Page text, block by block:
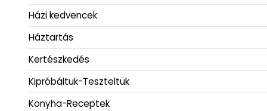
Házi kedvencek
Háztartás
Kertészkedés
Kipróbáltuk-Teszteltük
Konyha-Receptek